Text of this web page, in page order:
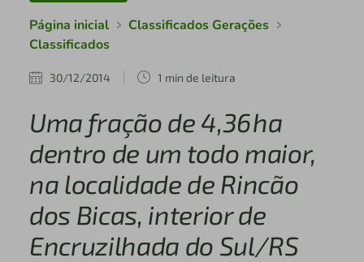
Página inicial
Classificados Gerações
Classificados
30/12/2014 1 min de leitura
Uma fração de 4,36ha
dentro de um todo maior,
na localidade de Rincão
dos Bicas, interior de
Encruzilhada do Sul/RS